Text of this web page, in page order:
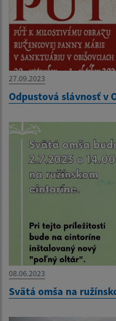
27.09.2023
Odpustová slávnosť v
08.06.2023
Svätá omša na